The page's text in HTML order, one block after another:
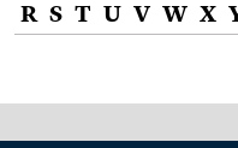
R S T U V W X